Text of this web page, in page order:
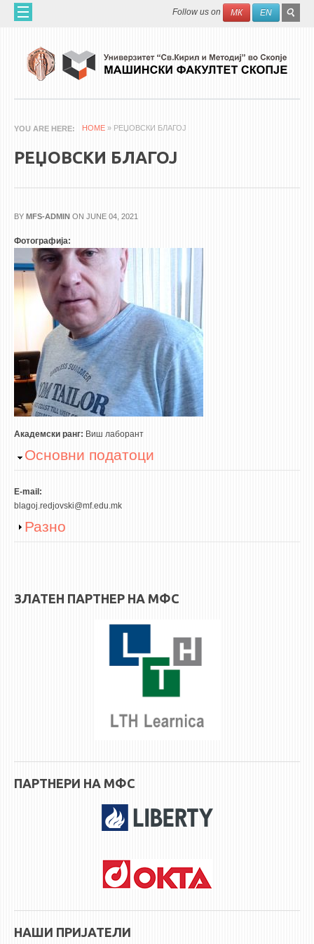
Skip to main content Search
Follow us on МК EN
ЗА НАС
60 ГОДИНИ МФ
НАУЧНА ДЕЈНОСТ
АПЛИКАТИВНА ДЕЈНОСТ
МЕЃУНАРОДНА СОРАБОТКА
ERASMUS+
QIM-SEE
3DFindIT
WATERBRIDGING
CIRASIM
ENERGET
AIR QUALITY MODELLING
АКТИ
АКТИ
АНКЕТИ И САМОЕВАЛУАЦИИ
ЗАВРШНИ СМЕТКИ
ИЗВЕСТУВАЊА
I ЦИКЛУС - ДОДИПЛОМСКИ
YOU ARE HERE HOME » РЕЏОВСКИ БЛАГОЈ
РЕЏОВСКИ БЛАГОЈ
BY MFS-ADMIN ON JUNE 04, 2021
Фотографија:
Академски ранг: Виш лаборант
Hide
Основни податоци
E-mail:
blagoj.redjovski@mf.edu.mk
Show
Разно
ЗЛАТЕН ПАРТНЕР НА МФС
ПАРТНЕРИ НА МФС
НАШИ ПРИЈАТЕЛИ